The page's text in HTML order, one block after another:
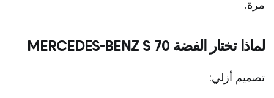
مرة.
لماذا تختار الفضة MERCEDES-BENZ S 70
تصميم أزلي: